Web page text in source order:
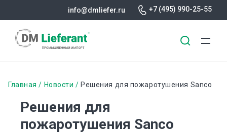
содержанию
info@dmliefer.ru +7 (495) 990-25-55
Строка
навигации
Главная Новости Решения для пожаротушения Sanco
Решения для
пожаротушения Sanco